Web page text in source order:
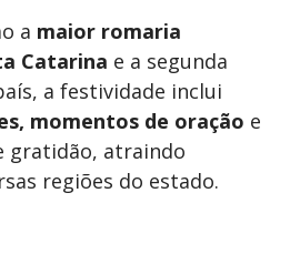
a maior romaria
Catarina e a segunda
a festividade inclui
momentos de oração e
gratidão, atraindo
regiões do estado.